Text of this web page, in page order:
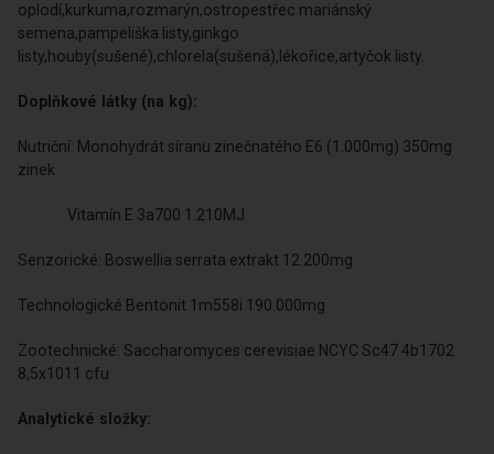
oplodí,kurkuma,rozmarýn,ostropestřec mariánský
semena,pampeliška listy,ginkgo
listy,houby(sušené),chlorela(sušená),lékořice,artyčok listy.
Doplňkové látky (na kg):
Nutriční: Monohydrát síranu zinečnatého E6 (1.000mg) 350mg
zinek
Vitamín E 3a700 1.210MJ
Senzorické: Boswellia serrata extrakt 12.200mg
Technologické Bentonit 1m558i 190.000mg
Zootechnické: Saccharomyces cerevisiae NCYC Sc47 4b1702
8,5x1011 cfu
Analytické složky: